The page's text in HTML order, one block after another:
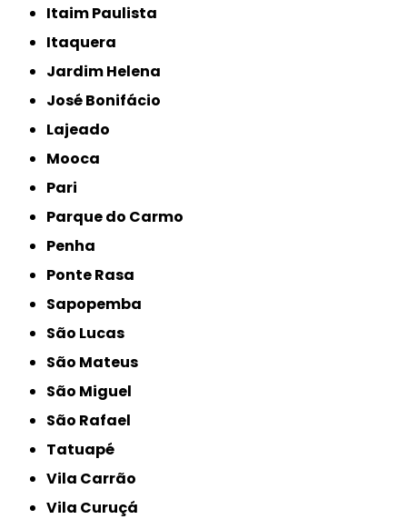
Itaim Paulista
Itaquera
Jardim Helena
José Bonifácio
Lajeado
Mooca
Pari
Parque do Carmo
Penha
Ponte Rasa
Sapopemba
São Lucas
São Mateus
São Miguel
São Rafael
Tatuapé
Vila Carrão
Vila Curuçá